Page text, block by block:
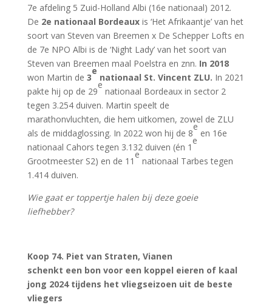
7e afdeling 5 Zuid-Holland Albi (16e nationaal) 2012.
De 2e nationaal Bordeauxis ‘Het Afrikaantje’ van het
soort van Steven van Breemen x De Schepper Lofts en
de 7e NPO Albi is de ‘Night Lady’ van het soort van
Steven van Breemen maal Poelstra en znn. In 2018
won Martin de 3
e
nationaal St. Vincent ZLU. In 2021
pakte hij op de 29
e
nationaal Bordeaux in sector 2
tegen 3.254 duiven. Martin speelt de
marathonvluchten, die hem uitkomen, zowel de ZLU
als de middaglossing. In 2022 won hij de 8
e
en 16e
nationaal Cahors tegen 3.132 duiven (én 1
e
Grootmeester S2) en de 11
e
nationaal Tarbes tegen
1.414 duiven.
Wie gaat er toppertje halen bij deze goeie
liefhebber?
Koop 74. Piet van Straten, Vianen
schenkt een bon voor een koppel eieren of kaal
jong 2024 tijdens het vliegseizoen uit de beste
vliegers